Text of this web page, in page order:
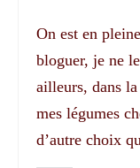
On est en
bloguer, je ne
ailleurs, dans
mes légumes
d’autre choix